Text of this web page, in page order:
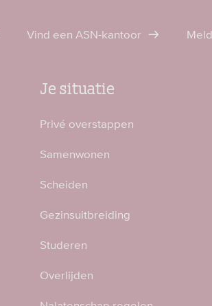
Vind een ASN-kantoor
Je situatie
Privé overstappen
Samenwonen
Scheiden
Gezinsuitbreiding
Studeren
Overlijden